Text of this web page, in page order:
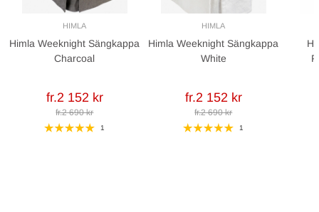
HIMLA
Himla Weeknight Sängkappa
Charcoal
fr.2 152 kr
fr.2 690 kr
1
HIMLA
Himla Weeknight Sängkappa
White
fr.2 152 kr
fr.2 690 kr
1